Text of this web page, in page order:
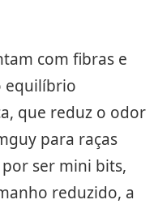
com fibras e
equilíbrio
que reduz o odor
para raças
ser mini bits,
reduzido, a